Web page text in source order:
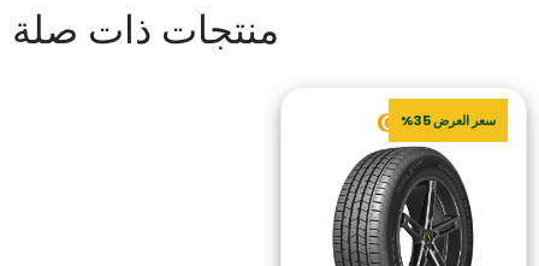
منتجات ذات صلة
سعر العرض 35%